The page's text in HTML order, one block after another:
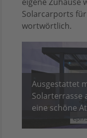
Solarcarports
wortwörtlich.
epr/
Ausgestattet
Solarterrasse
eine schöne